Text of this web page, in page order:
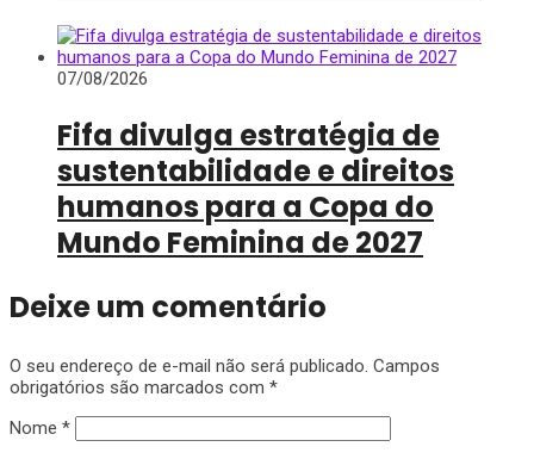
07/08/2026
Fifa divulga estratégia de
sustentabilidade e direitos
humanos para a Copa do
Mundo Feminina de 2027
Deixe um comentário
O seu endereço de e-mail não será publicado. Campos
obrigatórios são marcados com *
Nome *